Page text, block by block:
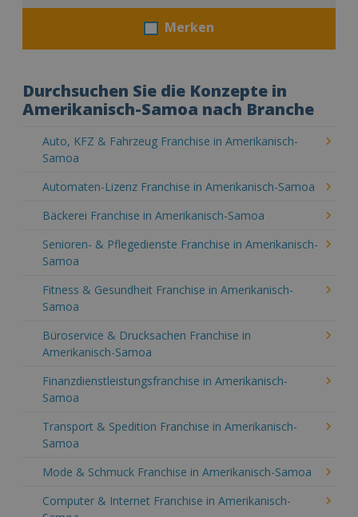
Merken
Durchsuchen Sie die Konzepte in
Amerikanisch-Samoa nach Branche
Auto, KFZ & Fahrzeug Franchise in Amerikanisch-
Samoa
Automaten-Lizenz Franchise in Amerikanisch-Samoa
Bäckerei Franchise in Amerikanisch-Samoa
Senioren- & Pflegedienste Franchise in Amerikanisch-
Samoa
Fitness & Gesundheit Franchise in Amerikanisch-
Samoa
Büroservice & Drucksachen Franchise in
Amerikanisch-Samoa
Finanzdienstleistungsfranchise in Amerikanisch-
Samoa
Transport & Spedition Franchise in Amerikanisch-
Samoa
Mode & Schmuck Franchise in Amerikanisch-Samoa
Computer & Internet Franchise in Amerikanisch-